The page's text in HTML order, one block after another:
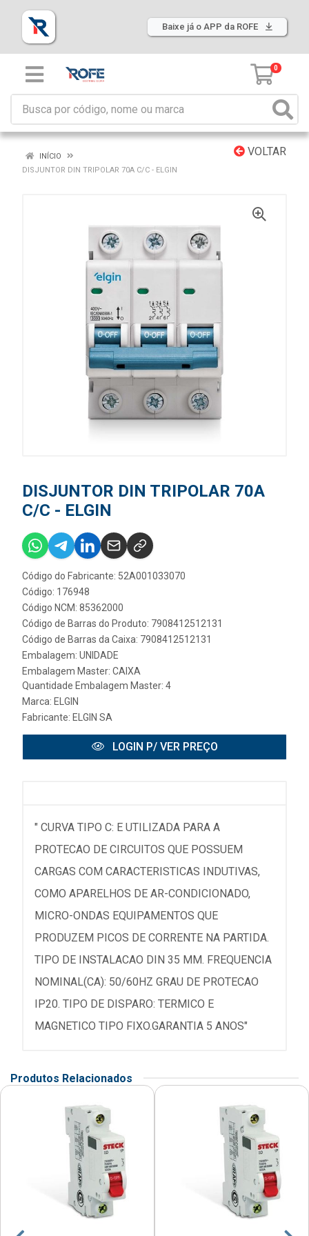
Baixe já o APP da ROFE
0
VOLTAR
INÍCIO
DISJUNTOR DIN TRIPOLAR 70A C/C - ELGIN
DISJUNTOR DIN TRIPOLAR 70A
C/C - ELGIN
Código do Fabricante: 52A001033070
Código: 176948
Código NCM: 85362000
Código de Barras do Produto: 7908412512131
Código de Barras da Caixa: 7908412512131
Embalagem: UNIDADE
Embalagem Master: CAIXA
Quantidade Embalagem Master: 4
Marca: ELGIN
Fabricante: ELGIN SA
LOGIN P/ VER PREÇO
" CURVA TIPO C: E UTILIZADA PARA A
PROTECAO DE CIRCUITOS QUE POSSUEM
CARGAS COM CARACTERISTICAS INDUTIVAS,
COMO APARELHOS DE AR-CONDICIONADO,
MICRO-ONDAS EQUIPAMENTOS QUE
PRODUZEM PICOS DE CORRENTE NA PARTIDA.
TIPO DE INSTALACAO DIN 35 MM. FREQUENCIA
NOMINAL(CA): 50/60HZ GRAU DE PROTECAO
IP20. TIPO DE DISPARO: TERMICO E
MAGNETICO TIPO FIXO.GARANTIA 5 ANOS"
Produtos Relacionados